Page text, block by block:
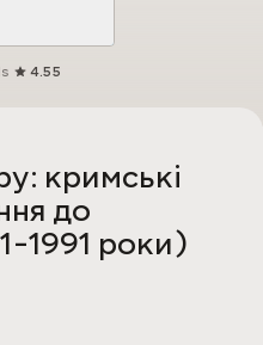
4.55
кримські
до
1991 роки)